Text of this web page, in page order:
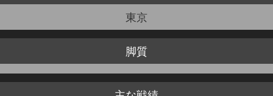
東京
脚質